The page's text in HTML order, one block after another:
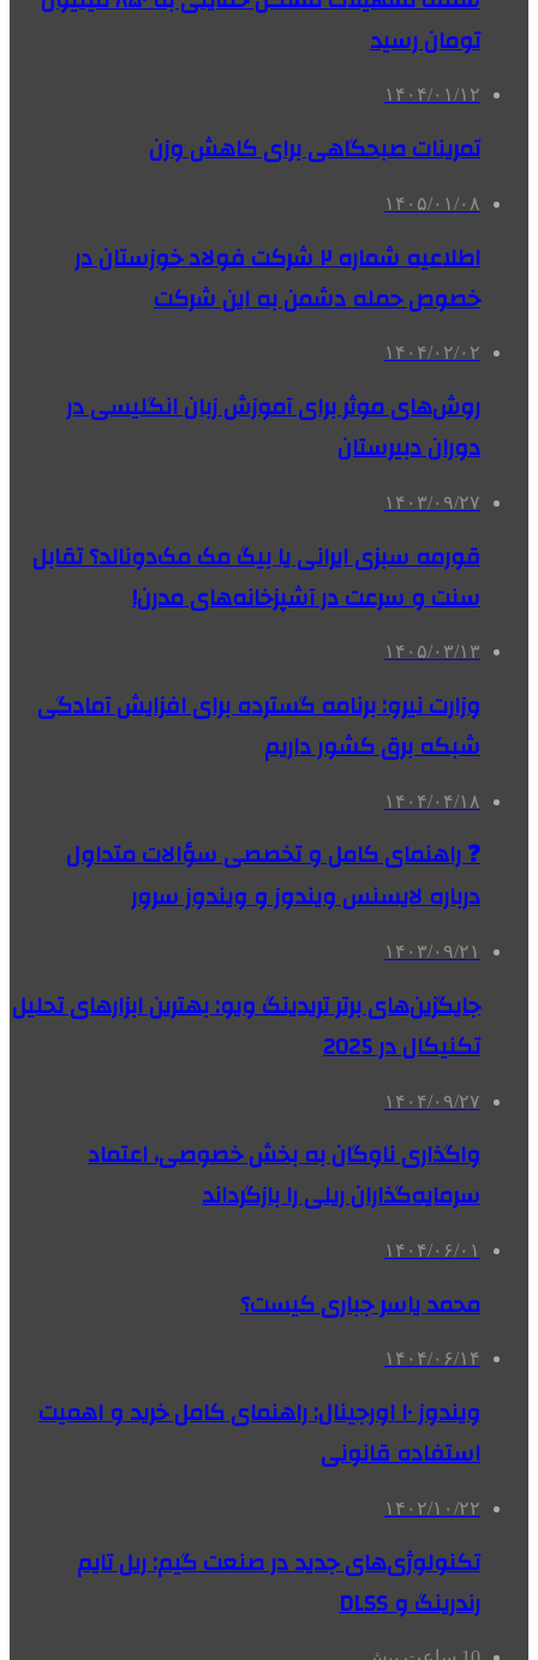
تومان رسید
۱۴۰۴/۰۱/۱۲
تمرینات صبحگاهی برای کاهش وزن
۱۴۰۵/۰۱/۰۸
اطلاعیه شماره ۲ شرکت فولاد خوزستان در
خصوص حمله دشمن به این شرکت
۱۴۰۴/۰۲/۰۲
روش‌های موثر برای آموزش زبان انگلیسی در
دوران دبیرستان
۱۴۰۳/۰۹/۲۷
قورمه سبزی ایرانی یا بیگ مک مک‌دونالد؟ تقابل
سنت و سرعت در آشپزخانه‌های مدرن!
۱۴۰۵/۰۳/۱۳
وزارت نیرو: برنامه‌ گسترده برای افزایش آمادگی
شبکه برق کشور داریم
۱۴۰۴/۰۴/۱۸
❓ راهنمای کامل و تخصصی سؤالات متداول
درباره لایسنس ویندوز و ویندوز سرور
۱۴۰۳/۰۹/۲۱
جایگزین‌های برتر تریدینگ ویو: بهترین ابزارهای تحلیل
تکنیکال در 2025
۱۴۰۴/۰۹/۲۷
واگذاری‌ ناوگان به بخش خصوصی، اعتماد
سرمایه‌گذاران ریلی را بازگرداند
۱۴۰۴/۰۶/۰۱
محمد یاسر جباری کیست؟
۱۴۰۴/۰۶/۱۴
ویندوز ۱۰ اورجینال: راهنمای کامل خرید و اهمیت
استفاده قانونی
۱۴۰۲/۱۰/۲۲
تکنولوژی‌های جدید در صنعت گیم: ریل‌ تایم
رندرینگ و DLSS